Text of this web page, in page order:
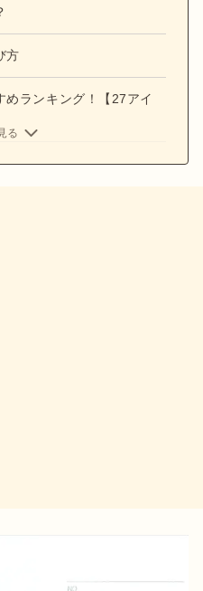
方
めランキング！【27アイ
る